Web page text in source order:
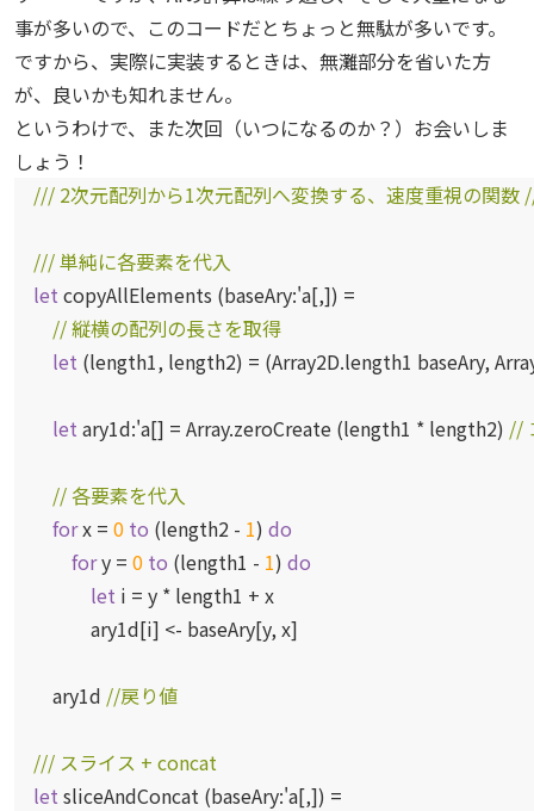
事が多いので、このコードだとちょっと無駄が多いです。
ですから、実際に実装するときは、無灘部分を省いた方
が、良いかも知れません。
というわけで、また次回（いつになるのか？）お会いしま
しょう！
/// 2次元配列から1次元配列へ変換する、速度重視の関数
/// 単純に各要素を代入
let copyAllElements (baseAry:'a[,]) =
// 縦横の配列の長さを取得
let (length1, length2) = (Array2D.length1 baseAry,
let ary1d:'a[] = Array.zeroCreate (length1 * length2) //
// 各要素を代入
forx = 0 to (length2 - 1) do
fory = 0 to (length1 - 1) do
let i = y * length1 + x
ary1d[i] <- baseAry[y, x]
ary1d //戻り値
/// スライス + concat
let sliceAndConcat (baseAry:'a[,]) =